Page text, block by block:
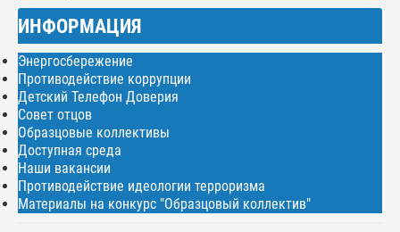
ИНФОРМАЦИЯ
Энергосбережение
Противодействие коррупции
Детский Телефон Доверия
Совет отцов
Образцовые коллективы
Доступная среда
Наши вакансии
Противодействие идеологии терроризма
Материалы на конкурс "Образцовый коллектив"